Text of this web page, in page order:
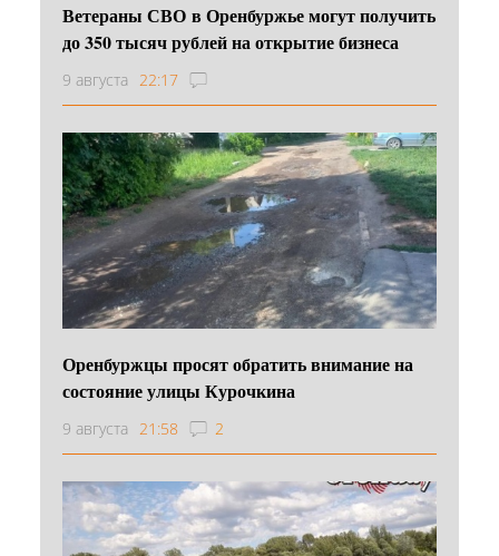
Ветераны СВО в Оренбуржье могут получить
до 350 тысяч рублей на открытие бизнеса
9 августа 22:17
Оренбуржцы просят обратить внимание на
состояние улицы Курочкина
9 августа 21:58 2